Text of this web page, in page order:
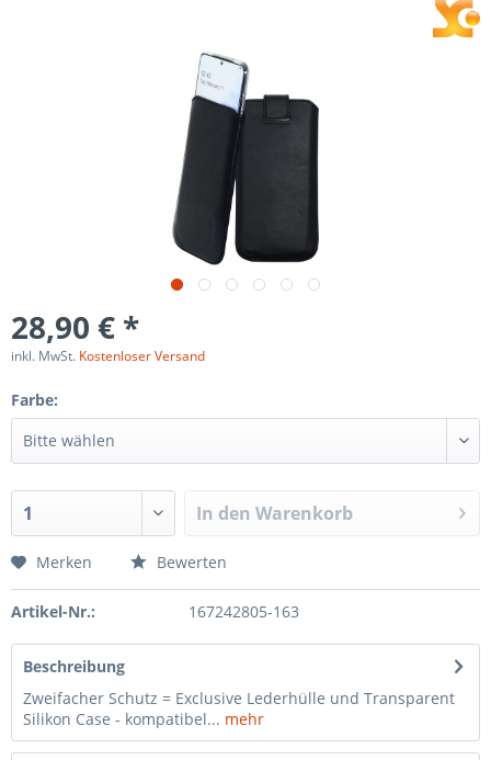
28,90 € *
inkl. MwSt. Kostenloser Versand
Farbe:
In den Warenkorb
Merken Bewerten
Artikel-Nr.: 167242805-163
Beschreibung
Zweifacher Schutz = Exclusive Lederhülle und Transparent
Silikon Case - kompatibel... mehr